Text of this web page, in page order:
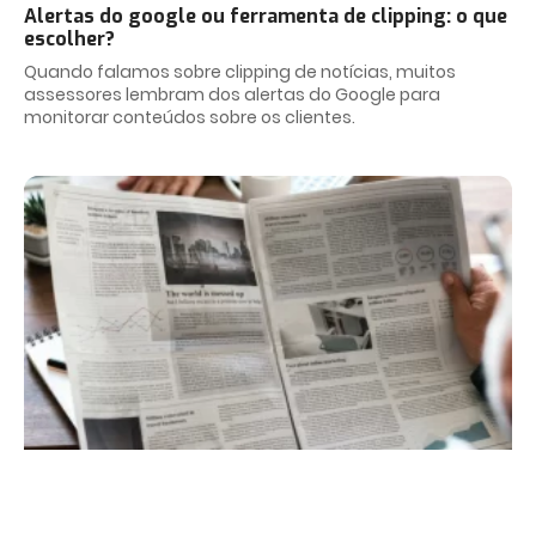
Alertas do google ou ferramenta de clipping: o que
escolher?
Quando falamos sobre clipping de notícias, muitos
assessores lembram dos alertas do Google para
monitorar conteúdos sobre os clientes.